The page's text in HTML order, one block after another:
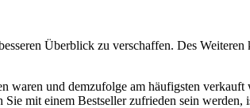
Überblick zu verschaffen. Des
waren und demzufolge am häufigsten
mit einem Bestseller zufrieden sein werden,